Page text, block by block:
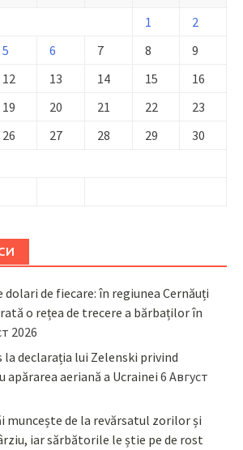
1
2
5 6 7 8
9
12 13 14 15
16
19 20 21 22
23
26 27 28 29
30
dolari de fiecare: în regiunea Cernăuți
o rețea de trecere a bărbaților în
2026
la declarația lui Zelenski privind
apărarea aeriană a Ucrainei 6 Август
muncește de la revărsatul zorilor și
iar sărbătorile le știe pe de rost